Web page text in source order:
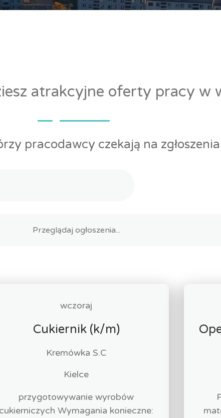
atrakcyjne oferty pracy w
pracodawcy czekają na
wczoraj
Cukiernik (k/m)
Kremówka S.C
Kielce
przygotowywanie wyrobów
cukierniczych Wymagania konieczne: